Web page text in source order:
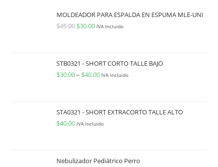
MOLDEADOR PARA ESPALDA EN ESPUMA MLE-UNI
$45.00 $30.00 IVA Incluido
STB0321 - SHORT CORTO TALLE BAJO
$30.00– $40.00 IVA Incluido
STA0321 - SHORT EXTRACORTO TALLE ALTO
$40.00 IVA Incluido
Nebulizador Pediátrico Perro